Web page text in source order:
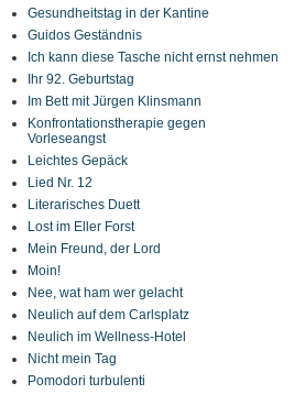
Gesundheitstag in der Kantine
Guidos Geständnis
Ich kann diese Tasche nicht ernst nehmen
Ihr 92. Geburtstag
Im Bett mit Jürgen Klinsmann
Konfrontationstherapie gegen
Vorleseangst
Leichtes Gepäck
Lied Nr. 12
Literarisches Duett
Lost im Eller Forst
Mein Freund, der Lord
Moin!
Nee, wat ham wer gelacht
Neulich auf dem Carlsplatz
Neulich im Wellness-Hotel
Nicht mein Tag
Pomodori turbulenti